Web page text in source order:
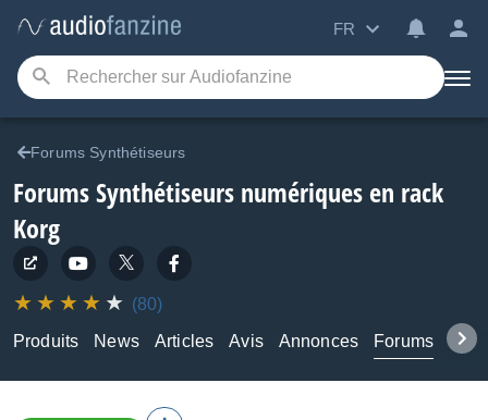
FR
Forums Synthétiseurs
Forums Synthétiseurs numériques en rack
Korg
(80)
Produits
News Articles Avis Annonces Forums